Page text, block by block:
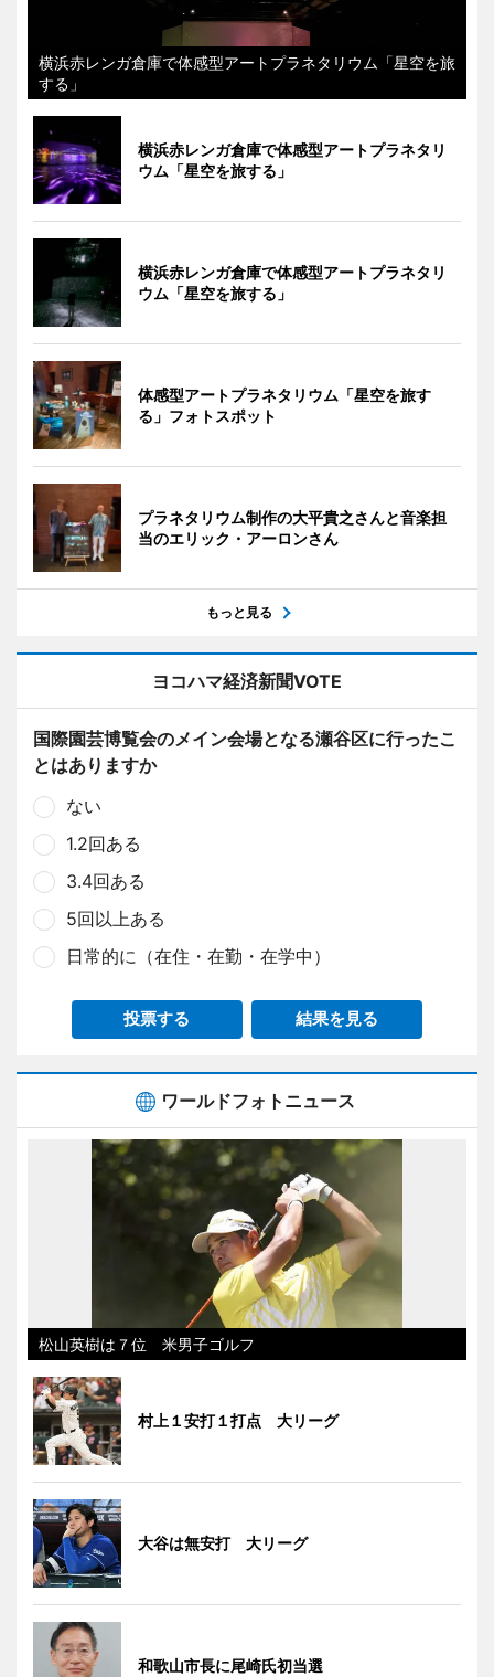
横浜赤レンガ倉庫で体感型アートプラネタリウム「星空を旅
する」
横浜赤レンガ倉庫で体感型アートプラネタリ
ウム「星空を旅する」
横浜赤レンガ倉庫で体感型アートプラネタリ
ウム「星空を旅する」
体感型アートプラネタリウム「星空を旅す
る」フォトスポット
プラネタリウム制作の大平貴之さんと音楽担
当のエリック・アーロンさん
もっと見る
ヨコハマ経済新聞VOTE
国際園芸博覧会のメイン会場となる瀬谷区に行ったこ
とはありますか
ない
1.2回ある
3.4回ある
5回以上ある
日常的に（在住・在勤・在学中）
投票する 結果を見る
ワールドフォトニュース
松山英樹は７位 米男子ゴルフ
村上１安打１打点 大リーグ
大谷は無安打 大リーグ
和歌山市長に尾崎氏初当選